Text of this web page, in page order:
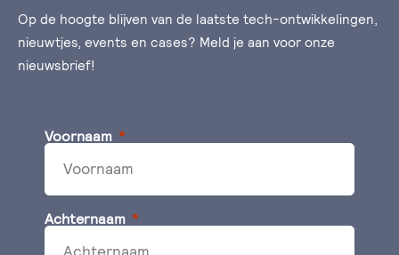
Op de hoogte blijven van de laatste tech-ontwikkelingen,
nieuwtjes, events en cases? Meld je aan voor onze
nieuwsbrief!
Voornaam
Achternaam